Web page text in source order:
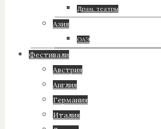
Драм. театры
Азия
ОАЭ
Фестивали
Австрия
Англия
Германия
Италия